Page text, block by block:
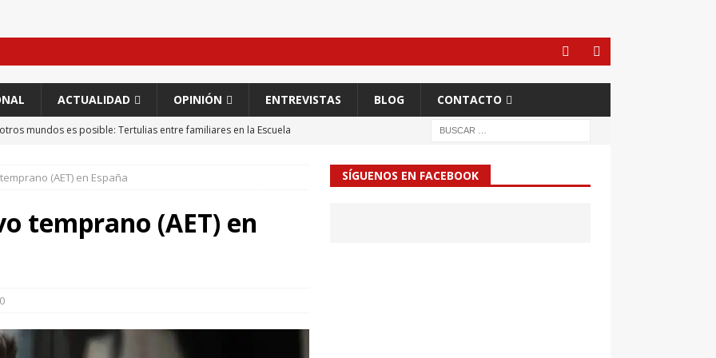
ACTUALIDAD OPINIÓN ENTREVISTAS BLOG CONTACTO
mundos es posible: Tertulias entre familiares en la Escuela
del modelo dialógico de convivencia en una escuela rural
en tierra, vendimiador en mar” Tributo a Rafael Alberti del
(AET) en España
temprano (AET) en
0
SÍGUENOS EN FACEBOOK